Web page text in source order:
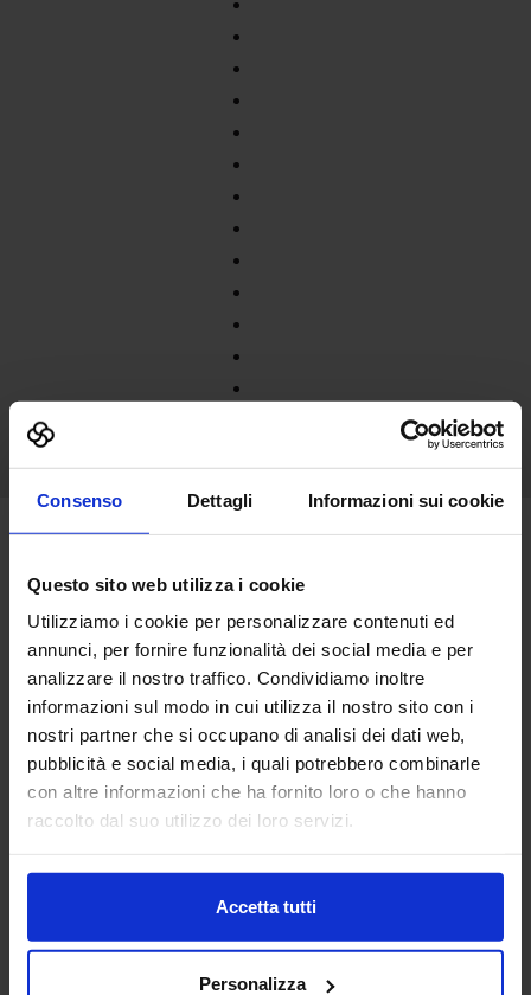
Consenso Dettagli Informazioni sui cookie
Questo sito web utilizza i cookie
Utilizziamo i cookie per personalizzare contenuti ed
annunci, per fornire funzionalità dei social media e per
analizzare il nostro traffico. Condividiamo inoltre
informazioni sul modo in cui utilizza il nostro sito con i
nostri partner che si occupano di analisi dei dati web,
pubblicità e social media, i quali potrebbero combinarle
con altre informazioni che ha fornito loro o che hanno
raccolto dal suo utilizzo dei loro servizi.
Accetta tutti
Personalizza
Lug
LUKE WHEARTY2